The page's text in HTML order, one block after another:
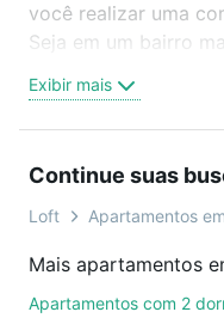
você realizar uma
Seja em um bairro
oferta ideal de
venda em Jardim
ou por
você ainda conta
de imóveis.
Exibir mais
Continue suas
Loft Apartamentos
Apartamentos com 2